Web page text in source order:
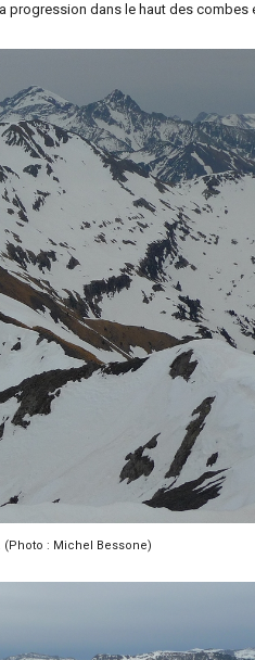
progression dans le haut des combes
(Photo : Michel Bessone)